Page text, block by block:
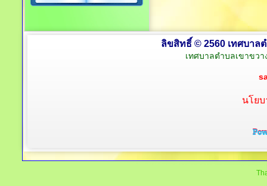
ลิขสิทธิ์ © 2560 เทศบาล
เทศบาลตำบลเขาขว
นโย